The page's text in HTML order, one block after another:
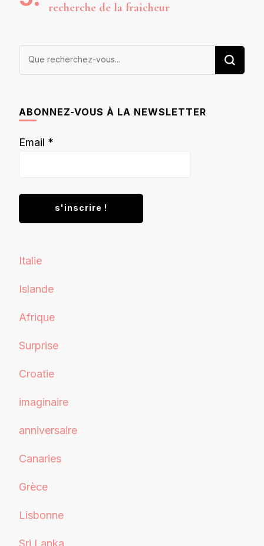
recherche de la fraîcheur
Vous
ABONNEZ-VOUS À LA NEWSLETTER
Email *
Italie
Islande
Afrique
Surprise
Croatie
imaginaire
anniversaire
Canaries
Grèce
Lisbonne
Sri Lanka